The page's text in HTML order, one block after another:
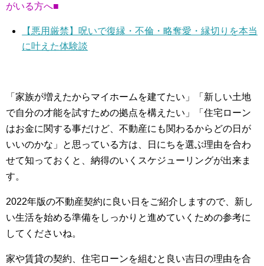
がいる方へ■
【悪用厳禁】呪いで復縁・不倫・略奪愛・縁切りを本当
に叶えた体験談
「家族が増えたからマイホームを建てたい」「新しい土地
で自分の才能を試すための拠点を構えたい」「住宅ローン
はお金に関する事だけど、不動産にも関わるからどの日が
いいのかな」と思っている方は、日にちを選ぶ理由を合わ
せて知っておくと、納得のいくスケジューリングが出来ま
す。
2022年版の不動産契約に良い日をご紹介しますので、新し
い生活を始める準備をしっかりと進めていくための参考に
してくださいね。
家や賃貸の契約、住宅ローンを組むと良い吉日の理由を合